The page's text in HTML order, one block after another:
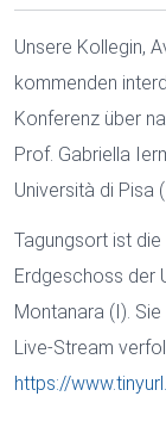
Unsere Kollegin,
kommenden
Konferenz über
Prof. Gabriella
Università di Pisa
Tagungsort ist
Erdgeschoss der
Montanara (I).
Live-Stream
https://